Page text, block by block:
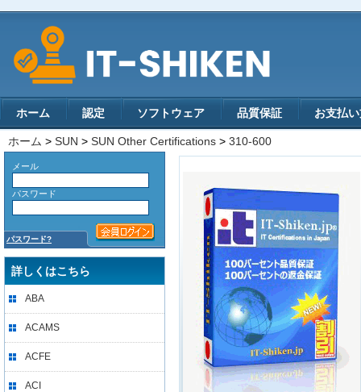
ホーム 認定 ソフトウェア 品質保証 お支払
ホーム > SUN > SUN Other Certifications > 310-600
メール
パスワード
パスワード?
詳しくはこちら
ABA
ACAMS
ACFE
ACI